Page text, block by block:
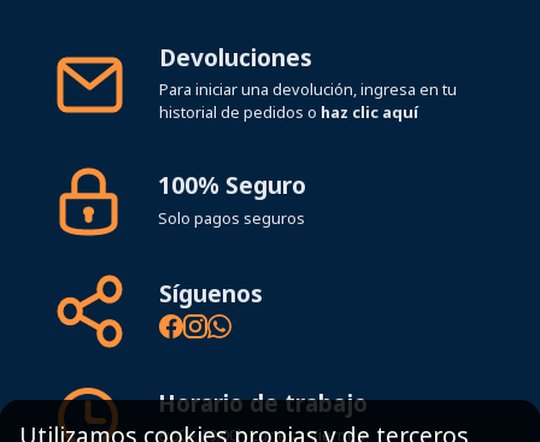
Devoluciones
Para iniciar una devolución, ingresa en tu
historial de pedidos o haz clic aquí
100% Seguro
Solo pagos seguros
Síguenos
Horario de trabajo
8:00 - 19:00h Lunes - Viernes
Utilizamos cookies propias y de terceros